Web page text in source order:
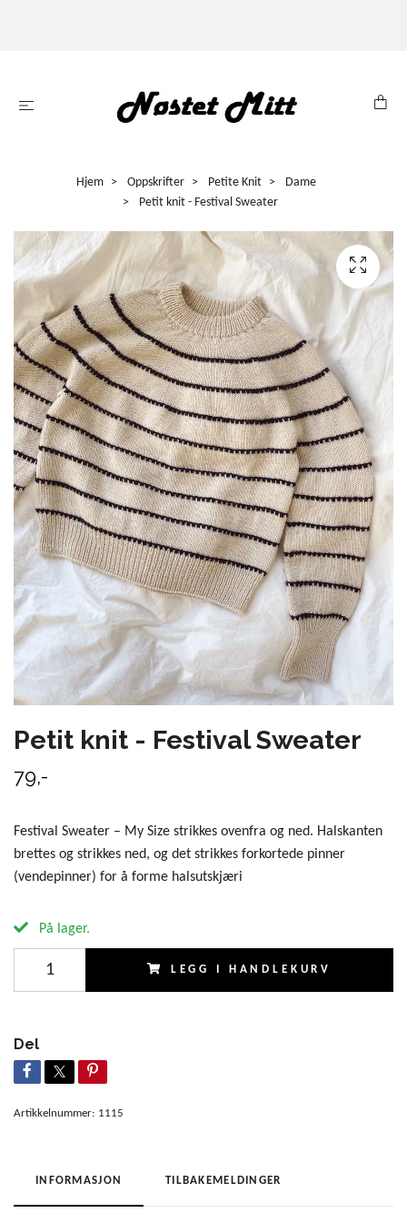
Hjem Oppskrifter Petite Knit
Dame
Petit knit - Festival Sweater
Petit knit - Festival Sweater
79,-
Festival Sweater – My Size strikkes ovenfra og ned. Halskanten
brettes og strikkes ned, og det strikkes forkortede pinner
(vendepinner) for å forme halsutskjæri
På lager.
LEGG I HANDLEKURV
Del
Artikkelnummer: 1115
INFORMASJON TILBAKEMELDINGER